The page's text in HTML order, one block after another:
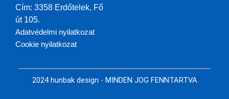
Cím: 3358 Erdőtelek, Fő
út 105.
Adatvédelmi nyilatkozat
Cookie nyilatkozat
k
2024 hunbak design - MINDEN JOG FENNTARTVA